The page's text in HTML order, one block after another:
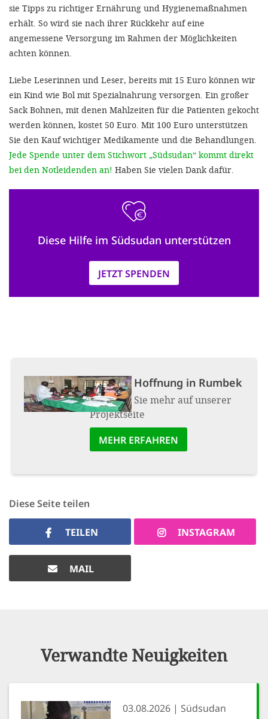
sie Tipps zu richtiger Ernährung und Hygienemaßnahmen
erhält. So wird sie nach ihrer Rückkehr auf eine
angemessene Versorgung im Rahmen der Möglichkeiten
achten können.
Liebe Leserinnen und Leser, bereits mit 15 Euro können wir
ein Kind wie Bol mit Spezialnahrung versorgen. Ein großer
Sack Bohnen, mit denen Mahlzeiten für die Patienten gekocht
werden können, kostet 50 Euro. Mit 100 Euro unterstützen
Sie den Kauf wichtiger Medikamente und die Behandlungen.
Jede Spende unter dem Stichwort „Südsudan“ kommt direkt
bei den Notleidenden an! Haben Sie vielen Dank dafür.
Diese Hilfe im Südsudan unterstützen
JETZT SPENDEN
Projekt: Hoffnung in Rumbek
Erfahren Sie mehr auf unserer
Projektseite
MEHR ERFAHREN
Diese Seite teilen
TEILEN INSTAGRAM
MAIL
Verwandte Neuigkeiten
03.08.2026
Südsudan